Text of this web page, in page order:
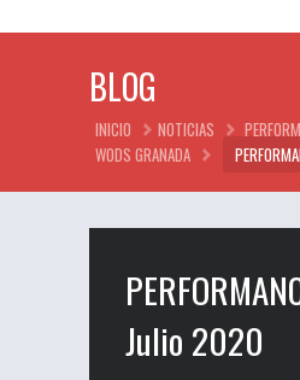
BLOG
INICIO NOTICIAS
WODS GRANADA
Julio 2020